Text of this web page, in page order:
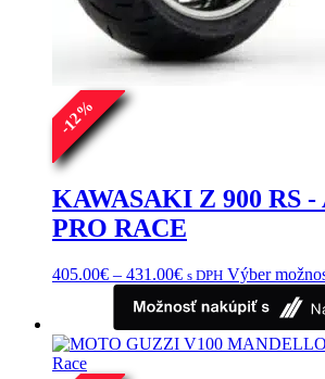
-
12
%
KAWASAKI Z 900 RS
PRO RACE
405.00€ – 431.00€Price
405.00€
through
431.00€
s DPH Výber